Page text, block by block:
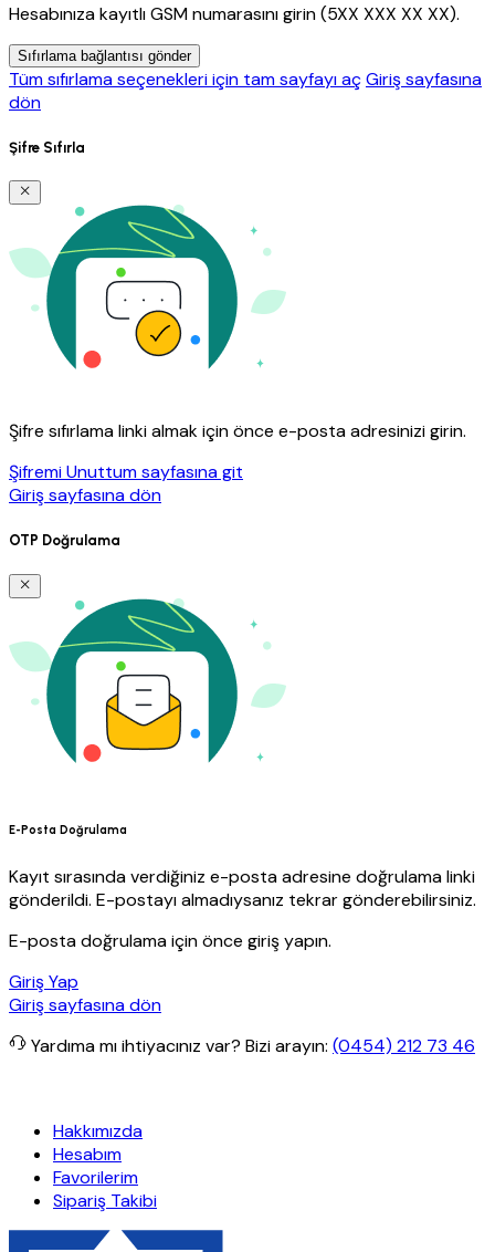
Hesabınıza kayıtlı GSM numarasını girin (5XX XXX XX XX).
Sıfırlama bağlantısı gönder
Tüm sıfırlama seçenekleri için tam sayfayı açGiriş sayfasına
dön
Şifre Sıfırla
Şifre sıfırlama linki almak için önce e-posta adresinizi girin.
Şifremi Unuttum sayfasına git
Giriş sayfasına dön
OTP Doğrulama
E-Posta Doğrulama
Kayıt sırasında verdiğiniz e-posta adresine doğrulama linki
gönderildi. E-postayı almadıysanız tekrar gönderebilirsiniz.
E-posta doğrulama için önce giriş yapın.
Giriş Yap
Giriş sayfasına dön
Yardıma mı ihtiyacınız var? Bizi arayın: (0454) 212 73 46
Hakkımızda
Hesabım
Favorilerim
Sipariş Takibi